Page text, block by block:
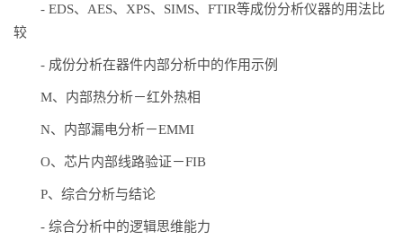
- EDS、AES、XPS、SIMS、FTIR等成份分析仪器的用法比
较
- 成份分析在器件内部分析中的作用示例
M、内部热分析－红外热相
N、内部漏电分析－EMMI
O、芯片内部线路验证－FIB
P、综合分析与结论
- 综合分析中的逻辑思维能力